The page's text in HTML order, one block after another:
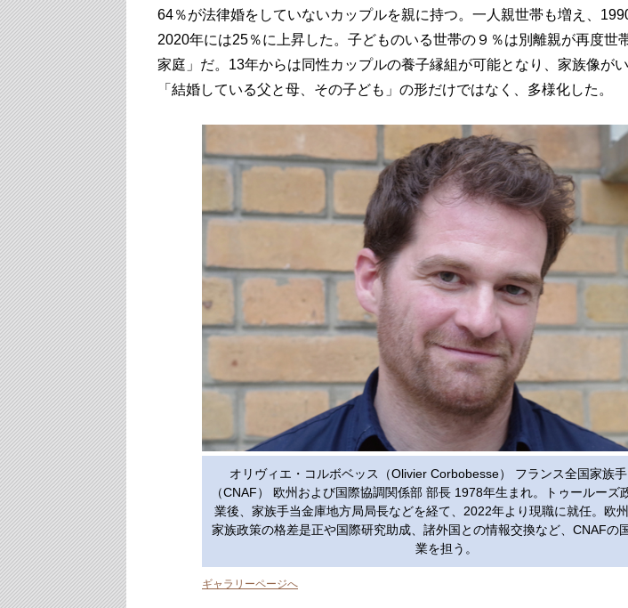
64％が法律婚をしていないカップルを親に持つ。一人親世帯も増え、
2020年には25％に上昇した。子どものいる世帯の９％は別離親が再度世
家庭」だ。13年からは同性カップルの養子縁組が可能となり、家族像が
「結婚している父と母、その子ども」の形だけではなく、多様化した。
オリヴィエ・コルボベッス（Olivier Corbobesse） フランス全国家族
（CNAF） 欧州および国際協調関係部 部長 1978年生まれ。トゥールーズ
業後、家族手当金庫地方局局長などを経て、2022年より現職に就任。欧
家族政策の格差是正や国際研究助成、諸外国との情報交換など、CNAFの
業を担う。
ギャラリーページへ